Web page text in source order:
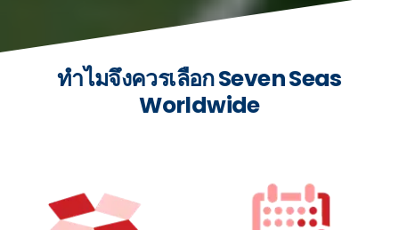
ทำไมจึงควรเลือก Seven Seas
Worldwide